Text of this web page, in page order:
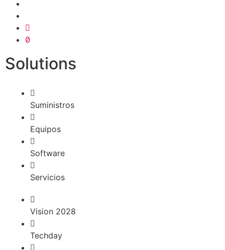
Solutions
Suministros
Equipos
Software
Servicios
Vision 2028
Techday